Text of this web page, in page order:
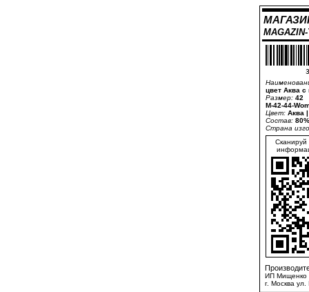
цвет Аква
Размер: 42
M-42-44-
Цвет: Аква
Состав:
Страна
Сканируй
ИП Мищенко
г. Москва